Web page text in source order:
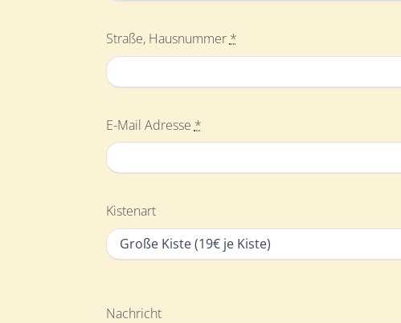
Straße, Hausnummer *
E-Mail Adresse *
Kistenart
Nachricht